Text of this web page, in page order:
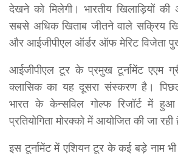
देखने को मिलेगी। भारतीय खिलाड़ियों
सबसे अधिक खिताब जीतने वाले सक्रिय
और आईजीपीएल ऑर्डर ऑफ मेरिट विजेता
आईजीपीएल टूर के प्रमुख टूर्नामेंट एएम
क्लासिक का यह दूसरा संस्करण है।
भारत के केन्सविल गोल्फ रिजॉर्ट में
प्रतियोगिता मोरक्को में आयोजित की जा रही
इस टूर्नामेंट में एशियन टूर के कई बड़े नाम